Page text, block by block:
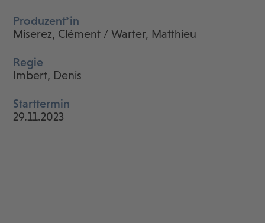
Produzent*in
Miserez, Clément / Warter, Matthieu
Regie
Imbert, Denis
Starttermin
29.11.2023